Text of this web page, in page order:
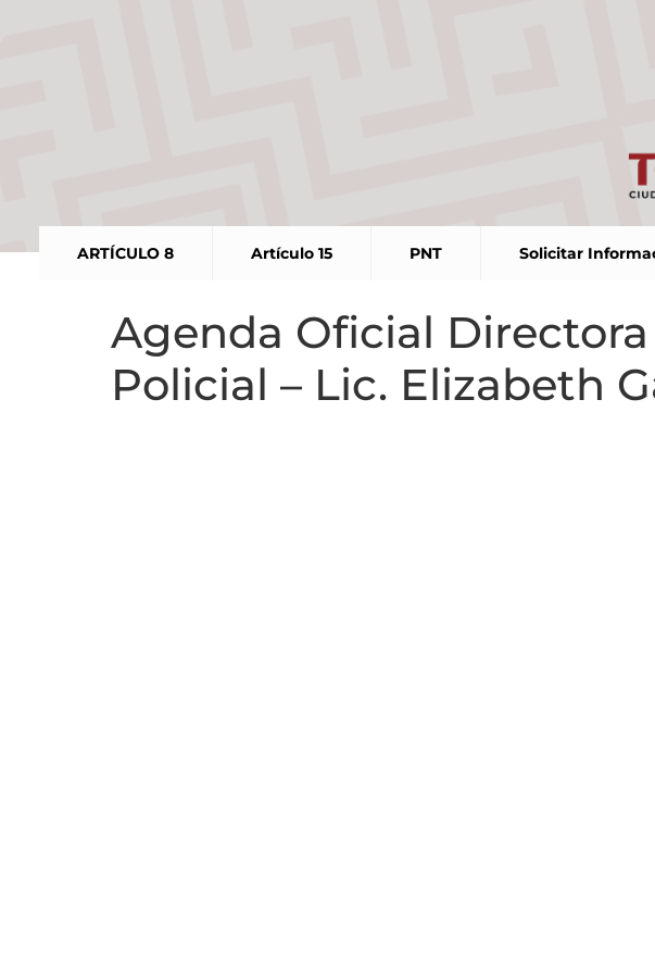
ARTÍCULO 8 Artículo 15 PNT Solicitar
Agenda Oficial
Policial – Lic. Elizabeth